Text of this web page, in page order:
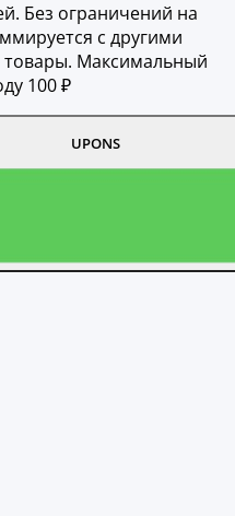
Без ограничений на
с другими
товары. Максимальный
100 ₽
UPONS